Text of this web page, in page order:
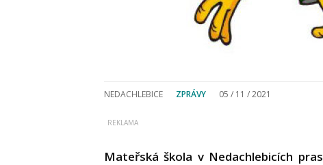
NEDACHLEBICE ZPRÁVY 05 / 11 / 2021
Mateřská škola v Nedachlebicích